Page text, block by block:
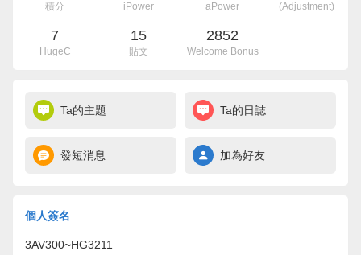
積分 iPower aPower (Adjustment)
7
HugeC
15
貼文
2852
Welcome Bonus
Ta的主題 Ta的日誌
發短消息 加為好友
個人簽名
3AV300~HG3211